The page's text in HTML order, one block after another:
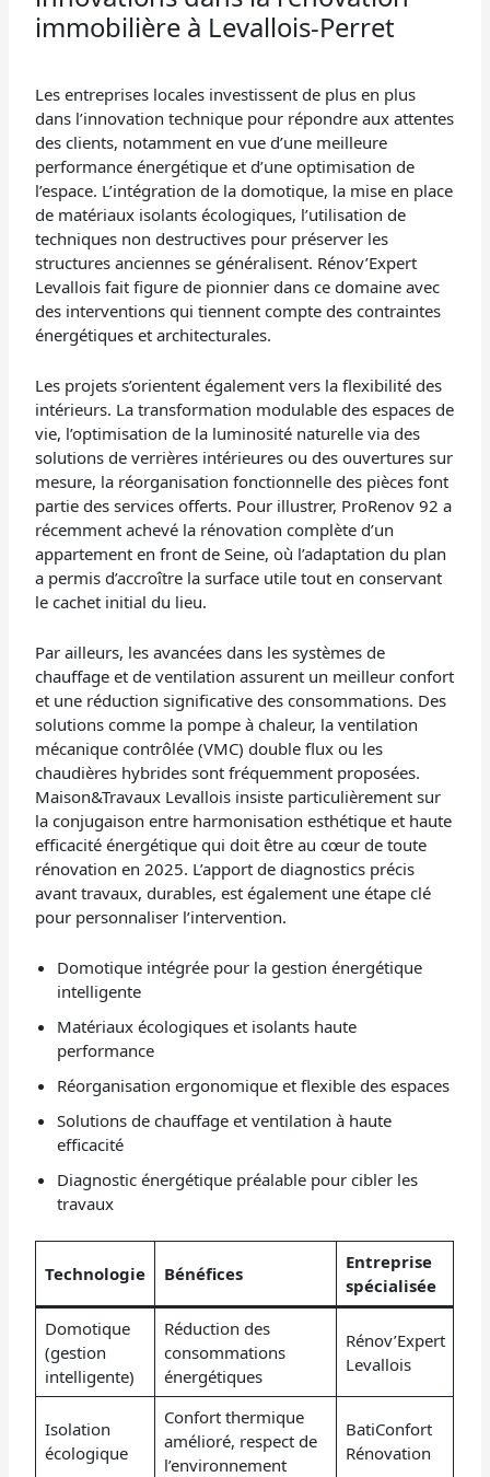
immobilière à Levallois-Perret
Les entreprises locales investissent de plus en plus
dans l’innovation technique pour répondre aux attentes
des clients, notamment en vue d’une meilleure
performance énergétique et d’une optimisation de
l’espace. L’intégration de la domotique, la mise en place
de matériaux isolants écologiques, l’utilisation de
techniques non destructives pour préserver les
structures anciennes se généralisent. Rénov’Expert
Levallois fait figure de pionnier dans ce domaine avec
des interventions qui tiennent compte des contraintes
énergétiques et architecturales.
Les projets s’orientent également vers la flexibilité des
intérieurs. La transformation modulable des espaces de
vie, l’optimisation de la luminosité naturelle via des
solutions de verrières intérieures ou des ouvertures sur
mesure, la réorganisation fonctionnelle des pièces font
partie des services offerts. Pour illustrer, ProRenov 92 a
récemment achevé la rénovation complète d’un
appartement en front de Seine, où l’adaptation du plan
a permis d’accroître la surface utile tout en conservant
le cachet initial du lieu.
Par ailleurs, les avancées dans les systèmes de
chauffage et de ventilation assurent un meilleur confort
et une réduction significative des consommations. Des
solutions comme la pompe à chaleur, la ventilation
mécanique contrôlée (VMC) double flux ou les
chaudières hybrides sont fréquemment proposées.
Maison&Travaux Levallois insiste particulièrement sur
la conjugaison entre harmonisation esthétique et haute
efficacité énergétique qui doit être au cœur de toute
rénovation en 2025. L’apport de diagnostics précis
avant travaux, durables, est également une étape clé
pour personnaliser l’intervention.
Domotique intégrée pour la gestion énergétique
intelligente
Matériaux écologiques et isolants haute
performance
Réorganisation ergonomique et flexible des espaces
Solutions de chauffage et ventilation à haute
efficacité
Diagnostic énergétique préalable pour cibler les
travaux
Technologie Bénéfices
Entreprise
spécialisée
Domotique
(gestion
intelligente)
Réduction des
consommations
énergétiques
Rénov’Expert
Levallois
Isolation
écologique
Confort thermique
amélioré, respect de
l’environnement
BatiConfort
Rénovation